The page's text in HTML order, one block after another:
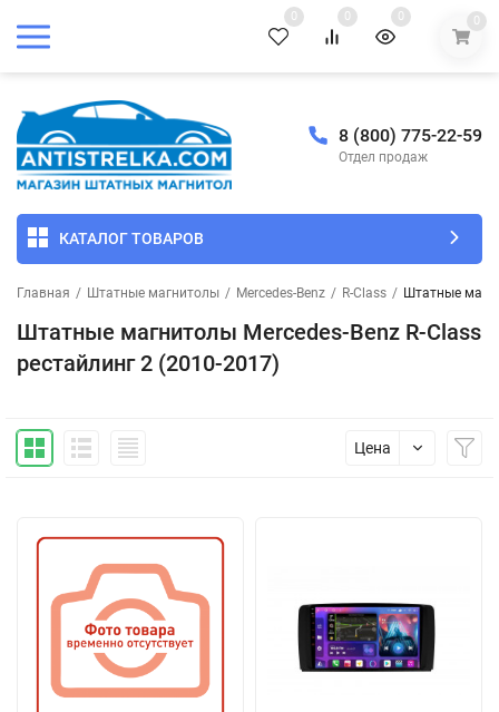
0 0 0 0
8 (800) 775-22-59
Отдел продаж
КАТАЛОГ ТОВАРОВ
Главная / Штатные магнитолы / Mercedes-Benz / R-Class / Штатные
Штатные магнитолы Mercedes-Benz R-Class
рестайлинг 2 (2010-2017)
Цена